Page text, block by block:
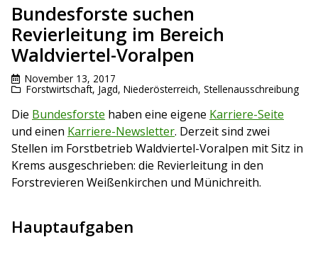
Bundesforste suchen
Revierleitung im Bereich
Waldviertel-Voralpen
November 13, 2017
Forstwirtschaft, Jagd, Niederösterreich, Stellenausschreibung
Die Bundesforste haben eine eigene Karriere-Seite
und einen Karriere-Newsletter. Derzeit sind zwei
Stellen im Forstbetrieb Waldviertel-Voralpen mit Sitz in
Krems ausgeschrieben: die Revierleitung in den
Forstrevieren Weißenkirchen und Münichreith.
Hauptaufgaben